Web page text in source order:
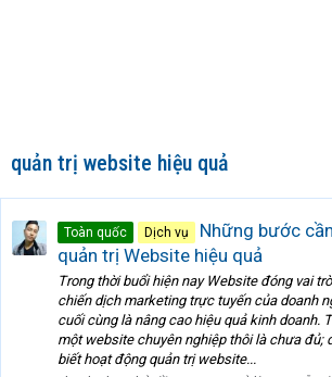
quản trị website hiệu quả
Toàn quốc Dịch vụ
Những bước
quản trị Website hiệu quả
Trong thời buổi hiện nay Website đóng vai
chiến dịch marketing trực tuyến của doanh
cuối cùng là nâng cao hiệu quả kinh doanh.
một website chuyên nghiệp thôi là chưa đủ;
biết hoạt động quản trị website...